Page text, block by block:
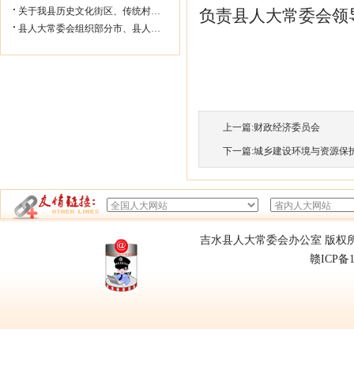
关于我县历史文化街区、传统村落保护...
县人大常委会组织部分市、县人大代表...
负责县人大常委会
上一篇:财政经济委员会
下一篇:城乡建设环境与资源保
吉水县人大常委会办公室 版权
赣ICP备